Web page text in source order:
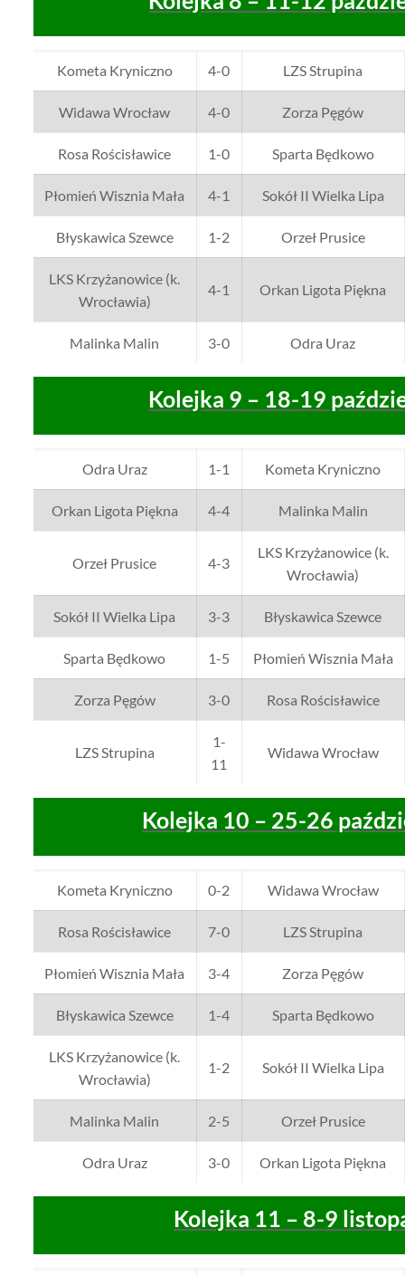
Kometa Kryniczno 4-0 LZS Strupina
Widawa Wrocław 4-0 Zorza Pęgów
Rosa Rościsławice 1-0 Sparta Będkowo
Płomień Wisznia Mała 4-1 Sokół II Wielka Lipa
Błyskawica Szewce 1-2 Orzeł Prusice
LKS Krzyżanowice (k.
Wrocławia)
4-1 Orkan Ligota Piękna
Malinka Malin 3-0 Odra Uraz
Kolejka 9 – 18-19
Odra Uraz 1-1 Kometa Kryniczno
Orkan Ligota Piękna 4-4 Malinka Malin
Orzeł Prusice 4-3
LKS Krzyżanowice (k.
Wrocławia)
Sokół II Wielka Lipa 3-3 Błyskawica Szewce
Sparta Będkowo 1-5 Płomień Wisznia Mała
Zorza Pęgów 3-0 Rosa Rościsławice
LZS Strupina
1-
11
Widawa Wrocław
Kolejka 10 – 25-26
Kometa Kryniczno 0-2 Widawa Wrocław
Rosa Rościsławice 7-0 LZS Strupina
Płomień Wisznia Mała 3-4 Zorza Pęgów
Błyskawica Szewce 1-4 Sparta Będkowo
LKS Krzyżanowice (k.
Wrocławia)
1-2 Sokół II Wielka Lipa
Malinka Malin 2-5 Orzeł Prusice
Odra Uraz 3-0 Orkan Ligota Piękna
Kolejka 11 – 8-9